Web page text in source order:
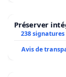
Préserver
238 signatures
Avis de